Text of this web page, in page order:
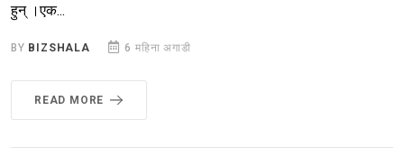
हुन् ।एक...
BY BIZSHALA 6 महिना अगाडी
READ MORE